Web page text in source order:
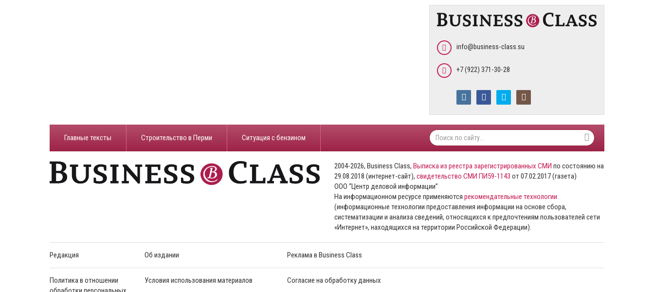
info@business-class.su
+7 (922) 371-30-28
Главные тексты Строительство в Перми ​Ситуация с бензином
2004-2026, Business Class, Выписка из реестра зарегистрированных СМИ по состоянию на
29.08.2018 (интернет-сайт), свидетельство СМИ ПИ59-1143 от 07.02.2017 (газета)
ООО “Центр деловой информации”
На информационном ресурсе применяются рекомендательные технологии
(информационные технологии предоставления информации на основе сбора,
систематизации и анализа сведений, относящихся к предпочтениям пользователей сети
«Интернет», находящихся на территории Российской Федерации).
Редакция Об издании Реклама в Business Class
Политика в отношении
Условия использования материалов Согласие на обработку данных